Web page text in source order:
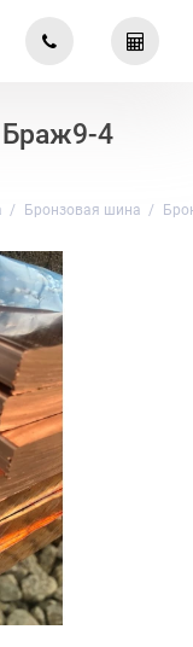
Браж9-4
Бронзовая шина